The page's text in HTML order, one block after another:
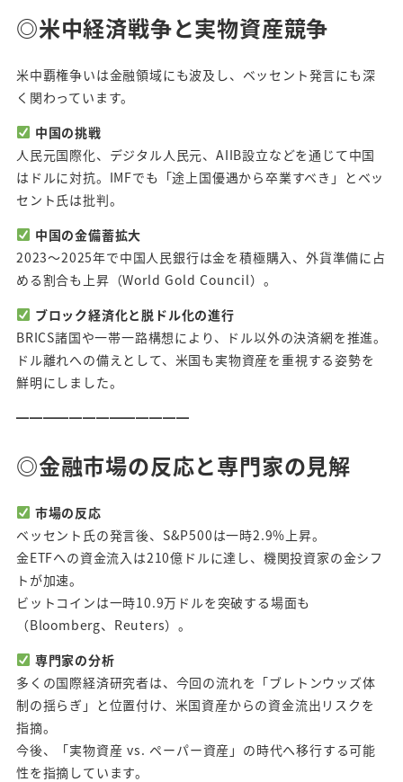
◎米中経済戦争と実物資産競争
米中覇権争いは金融領域にも波及し、ベッセント発言にも深
く関わっています。
中国の挑戦
人民元国際化、デジタル人民元、AIIB設立などを通じて中国
はドルに対抗。IMFでも「途上国優遇から卒業すべき」とベッ
セント氏は批判。
中国の金備蓄拡大
2023～2025年で中国人民銀行は金を積極購入、外貨準備に占
める割合も上昇（World Gold Council）。
ブロック経済化と脱ドル化の進行
BRICS諸国や一帯一路構想により、ドル以外の決済網を推進。
ドル離れへの備えとして、米国も実物資産を重視する姿勢を
鮮明にしました。
━━━━━━━━━━━━━
◎金融市場の反応と専門家の見解
市場の反応
ベッセント氏の発言後、S&P500は一時2.9%上昇。
金ETFへの資金流入は210億ドルに達し、機関投資家の金シフ
トが加速。
ビットコインは一時10.9万ドルを突破する場面も
（Bloomberg、Reuters）。
専門家の分析
多くの国際経済研究者は、今回の流れを「ブレトンウッズ体
制の揺らぎ」と位置付け、米国資産からの資金流出リスクを
指摘。
今後、「実物資産 vs. ペーパー資産」の時代へ移行する可能
性を指摘しています。